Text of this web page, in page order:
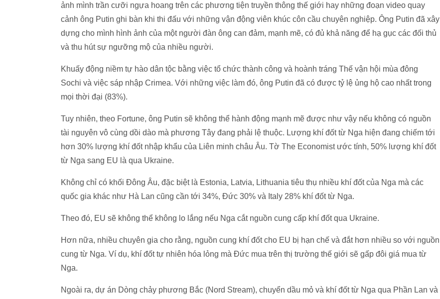
ảnh mình trần cưỡi ngựa hoang trên các phương tiện truyền thông thế giới hay những đoạn video quay
cảnh ông Putin ghi bàn khi thi đấu với những vận động viên khúc côn cầu chuyên nghiệp. Ông Putin đã xây
dựng cho mình hình ảnh của một người đàn ông can đảm, mạnh mẽ, có đủ khả năng để hạ gục các đối thủ
và thu hút sự ngưỡng mộ của nhiều người.
Khuấy động niềm tự hào dân tộc bằng việc tổ chức thành công và hoành tráng Thế vận hội mùa đông
Sochi và việc sáp nhập Crimea. Với những việc làm đó, ông Putin đã có được tỷ lệ ủng hộ cao nhất trong
mọi thời đại (83%).
Tuy nhiên, theo Fortune, ông Putin sẽ không thể hành động mạnh mẽ được như vậy nếu không có nguồn
tài nguyên vô cùng dồi dào mà phương Tây đang phải lệ thuộc. Lượng khí đốt từ Nga hiện đang chiếm tới
hơn 30% lượng khí đốt nhập khẩu của Liên minh châu Âu. Tờ The Economist ước tính, 50% lượng khí đốt
từ Nga sang EU là qua Ukraine.
Không chỉ có khối Đông Âu, đặc biệt là Estonia, Latvia, Lithuania tiêu thụ nhiều khí đốt của Nga mà các
quốc gia khác như Hà Lan cũng cần tới 34%, Đức 30% và Italy 28% khí đốt từ Nga.
Theo đó, EU sẽ không thể không lo lắng nếu Nga cắt nguồn cung cấp khí đốt qua Ukraine.
Hơn nữa, nhiều chuyên gia cho rằng, nguồn cung khí đốt cho EU bị hạn chế và đắt hơn nhiều so với nguồn
cung từ Nga. Ví dụ, khí đốt tự nhiên hóa lỏng mà Đức mua trên thị trường thế giới sẽ gấp đôi giá mua từ
Nga.
Ngoài ra, dự án Dòng chảy phương Bắc (Nord Stream), chuyển dầu mỏ và khí đốt từ Nga qua Phần Lan và